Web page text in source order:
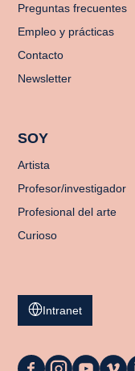
Preguntas frecuentes
Empleo y prácticas
Contacto
Newsletter
SOY
Artista
Profesor/investigador
Profesional del arte
Curioso
Intranet